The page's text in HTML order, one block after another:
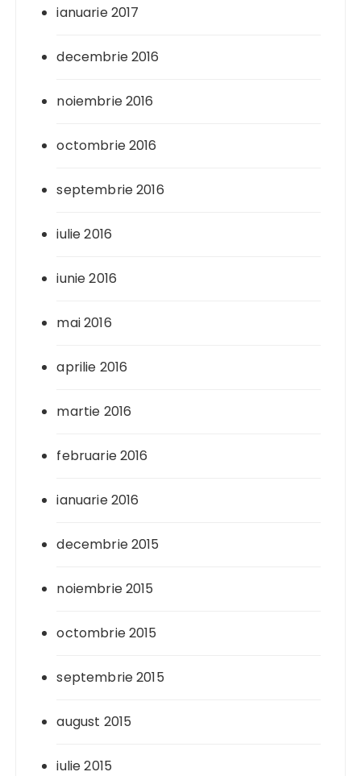
ianuarie 2017
decembrie 2016
noiembrie 2016
octombrie 2016
septembrie 2016
iulie 2016
iunie 2016
mai 2016
aprilie 2016
martie 2016
februarie 2016
ianuarie 2016
decembrie 2015
noiembrie 2015
octombrie 2015
septembrie 2015
august 2015
iulie 2015